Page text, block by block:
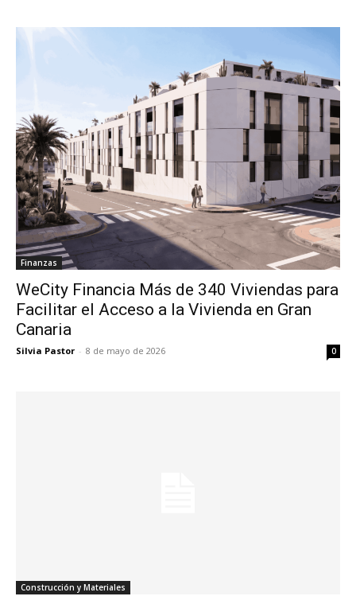
Finanzas
WeCity Financia Más de 340 Viviendas para
Facilitar el Acceso a la Vivienda en Gran
Canaria
Silvia Pastor - 8 de mayo de 2026 0
Construcción y Materiales